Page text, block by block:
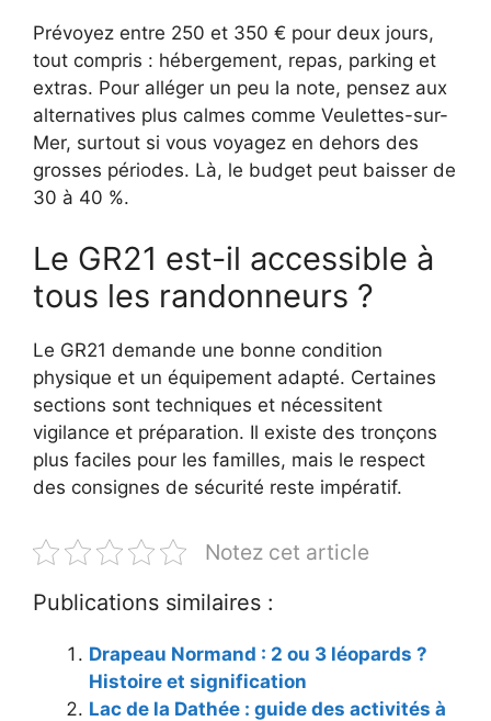
Prévoyez entre 250 et 350 € pour deux jours,
tout compris : hébergement, repas, parking et
extras. Pour alléger un peu la note, pensez aux
alternatives plus calmes comme Veulettes-sur-
Mer, surtout si vous voyagez en dehors des
grosses périodes. Là, le budget peut baisser de
30 à 40 %.
Le GR21 est-il accessible à
tous les randonneurs ?
Le GR21 demande une bonne condition
physique et un équipement adapté. Certaines
sections sont techniques et nécessitent
vigilance et préparation. Il existe des tronçons
plus faciles pour les familles, mais le respect
des consignes de sécurité reste impératif.
Notez cet article
Publications similaires :
Drapeau Normand : 2 ou 3 léopards ?
Histoire et signification
Lac de la Dathée : guide des activités à